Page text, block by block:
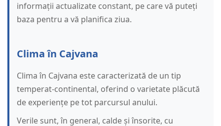
informații actualizate constant, pe care vă puteți
baza pentru a vă planifica ziua.
Clima în Cajvana
Clima în Cajvana este caracterizată de un tip
temperat-continental, oferind o varietate plăcută
de experiențe pe tot parcursul anului.
Verile sunt, în general, calde și însorite, cu